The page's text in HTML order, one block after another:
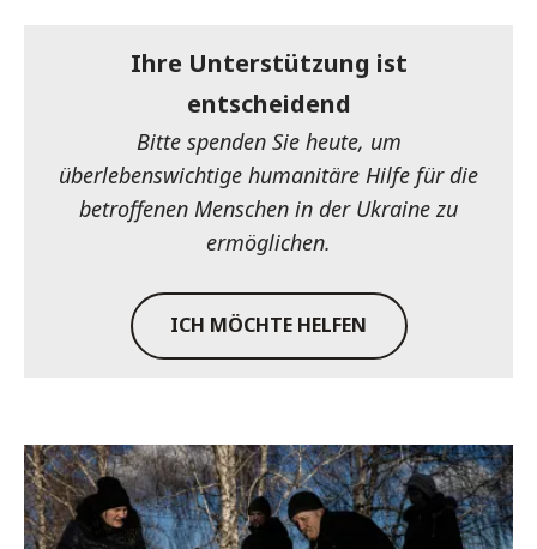
Ihre Unterstützung ist
entscheidend
Bitte spenden Sie heute, um
überlebenswichtige humanitäre Hilfe für die
betroffenen Menschen in der Ukraine zu
ermöglichen.
ICH MÖCHTE HELFEN